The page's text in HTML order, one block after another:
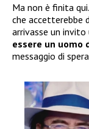
Ma non è finita
che accetterebbe
arrivasse un
essere un uomo
messaggio di